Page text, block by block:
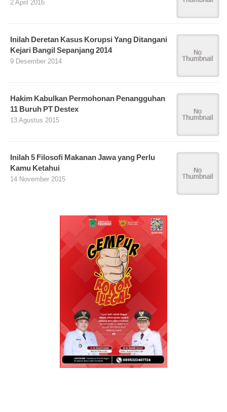
2 April 2016
Inilah Deretan Kasus Korupsi Yang Ditangani
Kejari Bangil Sepanjang 2014
9 Desember 2014
Hakim Kabulkan Permohonan Penangguhan
11 Buruh PT Destex
13 Agustus 2015
Inilah 5 Filosofi Makanan Jawa yang Perlu
Kamu Ketahui
14 November 2015